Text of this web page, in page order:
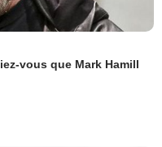
vous que Mark Hamill